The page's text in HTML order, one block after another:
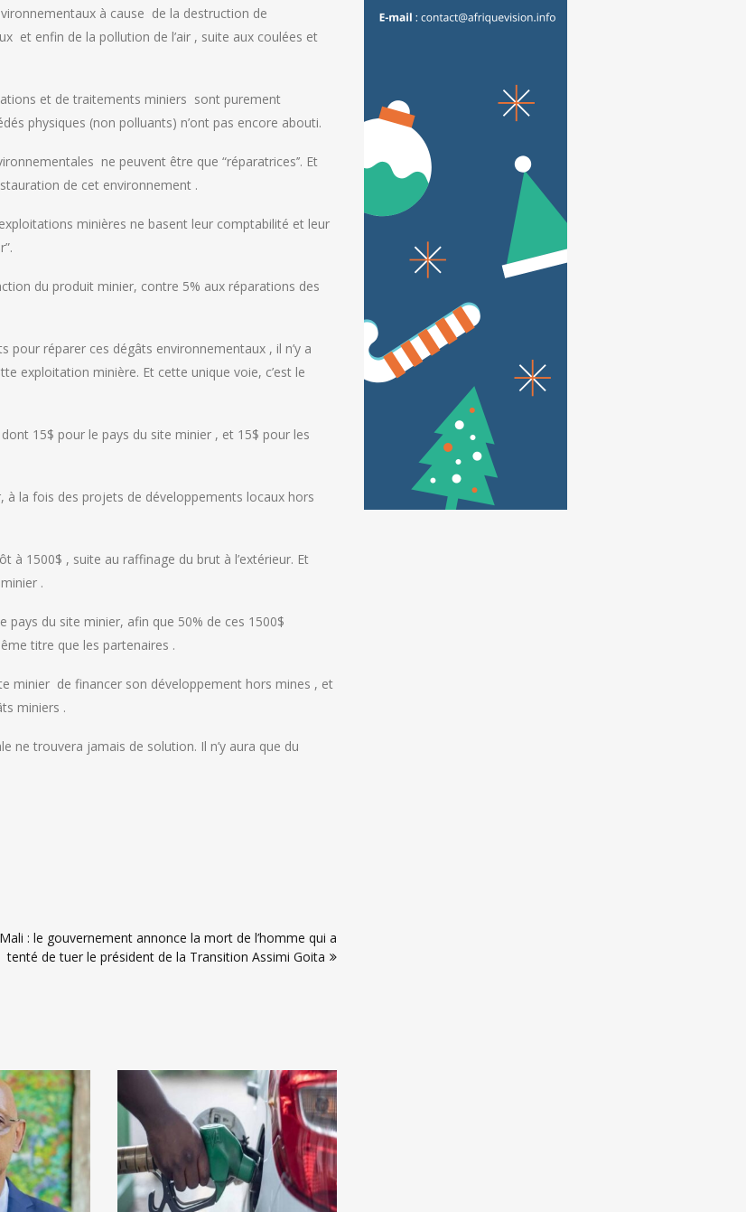
à cause de la destruction de
et enfin de la pollution de l’air , suite aux coulées et
et de traitements miniers sont purement
physiques (non polluants) n’ont pas encore abouti.
ne peuvent être que “réparatrices’’. Et
de cet environnement .
minières ne basent leur comptabilité et leur
du produit minier, contre 5% aux réparations des
réparer ces dégâts environnementaux , il n’y a
exploitation minière. Et cette unique voie, c’est le
15$ pour le pays du site minier , et 15$ pour les
la fois des projets de développements locaux hors
à 1500$ , suite au raffinage du brut à l’extérieur. Et
.
du site minier, afin que 50% de ces 1500$
titre que les partenaires .
minier de financer son développement hors mines , et
miniers .
ne trouvera jamais de solution. Il n’y aura que du
Mali : le gouvernement annonce la mort de l’homme qui a
tenté de tuer le président de la Transition Assimi Goita